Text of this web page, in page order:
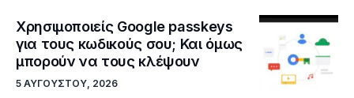
Χρησιμοποιείς Google passkeys
για τους κωδικούς σου; Και όμως
μπορούν να τους κλέψουν
5 ΑΥΓΟΎΣΤΟΥ, 2026